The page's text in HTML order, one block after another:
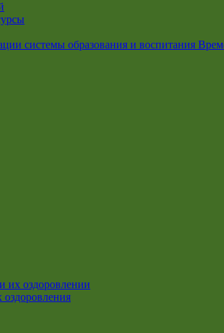
системы образования и воспитания
их оздоровлении